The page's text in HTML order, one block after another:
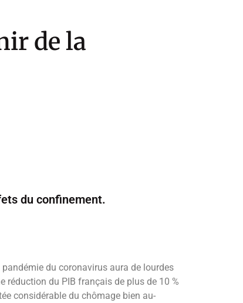
de la
du confinement.
du coronavirus aura de lourdes
réduction du PIB français de plus de 10 %
considérable du chômage bien au-